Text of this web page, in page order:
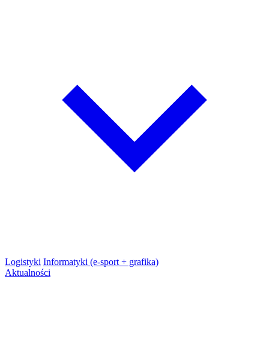
Logistyki Informatyki (e-sport + grafika)
Aktualności